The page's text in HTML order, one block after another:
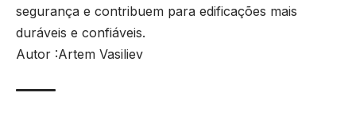
segurança e contribuem para edificações mais
duráveis e confiáveis.
Autor :Artem Vasiliev